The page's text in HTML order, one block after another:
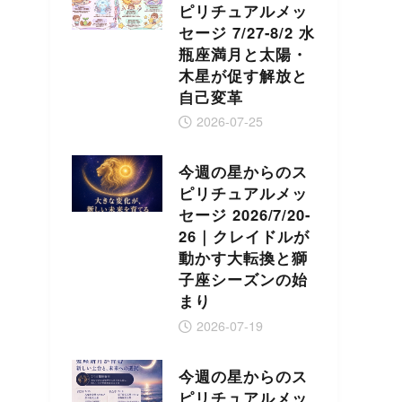
ピリチュアルメッ
セージ 7/27-8/2 水
瓶座満月と太陽・
木星が促す解放と
自己変革
2026-07-25
今週の星からのス
ピリチュアルメッ
セージ 2026/7/20-
26｜クレイドルが
動かす大転換と獅
子座シーズンの始
まり
2026-07-19
今週の星からのス
ピリチュアルメッ